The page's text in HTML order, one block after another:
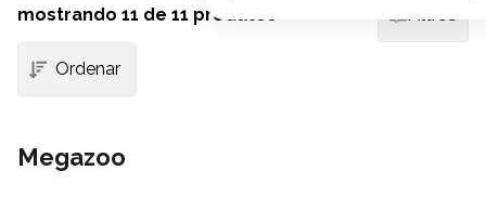
Megazoo
mostrando 11 de 11 produtos Filtros